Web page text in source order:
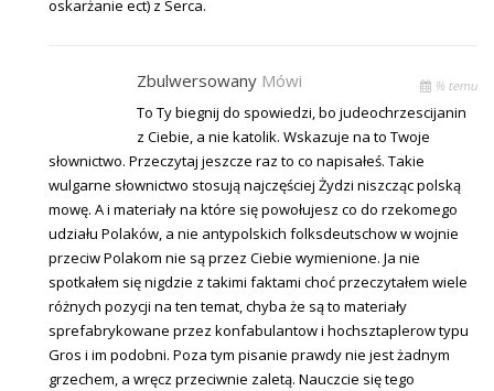
oskarżanie ect) z Serca.
Zbulwersowany Mówi % temu
To Ty biegnij do spowiedzi, bo judeochrzescijanin
z Ciebie, a nie katolik. Wskazuje na to Twoje
słownictwo. Przeczytaj jeszcze raz to co napisałeś. Takie
wulgarne słownictwo stosują najczęściej Żydzi niszcząc polską
mowę. A i materiały na które się powołujesz co do rzekomego
udziału Polaków, a nie antypolskich folksdeutschow w wojnie
przeciw Polakom nie są przez Ciebie wymienione. Ja nie
spotkałem się nigdzie z takimi faktami choć przeczytałem wiele
różnych pozycji na ten temat, chyba że są to materiały
sprefabrykowane przez konfabulantow i hochsztaplerow typu
Gros i im podobni. Poza tym pisanie prawdy nie jest żadnym
grzechem, a wręcz przeciwnie zaletą. Nauczcie się tego